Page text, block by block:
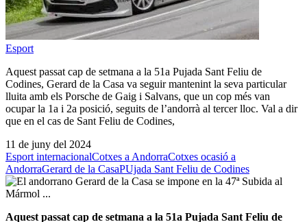
Esport
Aquest passat cap de setmana a la 51a Pujada Sant Feliu de
Codines, Gerard de la Casa va seguir mantenint la seva particular
lluita amb els Porsche de Gaig i Salvans, que un cop més van
ocupar la 1a i 2a posició, seguits de l’andorrà al tercer lloc. Val a dir
que en el cas de Sant Feliu de Codines,
11 de juny del 2024
Esport internacionalCotxes a AndorraCotxes ocasió a
AndorraGerard de la CasaPUjada Sant Feliu de Codines
Aquest passat cap de setmana a la 51a Pujada Sant Feliu de